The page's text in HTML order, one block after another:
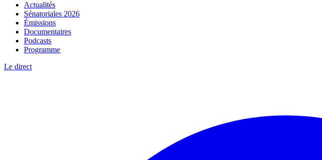
Actualités
Sénatoriales 2026
Émissions
Documentaires
Podcasts
Programme
Le direct